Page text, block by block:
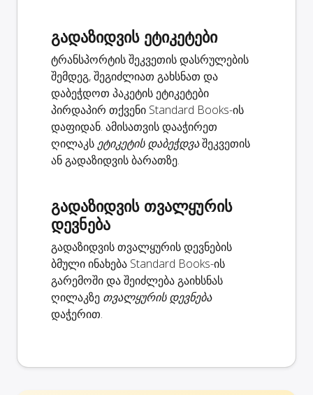
გადაზიდვის ეტიკეტები
ტრანსპორტის შეკვეთის დასრულების
შემდეგ, შეგიძლიათ გახსნათ და
დაბეჭდოთ პაკეტის ეტიკეტები
პირდაპირ თქვენი Standard Books-ის
დაფიდან. ამისათვის დააჭირეთ
ღილაკსეტიკეტის დაბეჭდვაშეკვეთის
ან გადაზიდვის ბარათზე.
გადაზიდვის თვალყურის
დევნება
გადაზიდვის თვალყურის დევნების
ბმული ინახება Standard Books-ის
გარემოში და შეიძლება გაიხსნას
ღილაკზე თვალყურის დევნება
დაჭერით.